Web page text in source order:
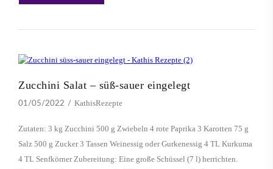
Zucchini Salat – süß-sauer eingelegt
01/05/2022 KathisRezepte
Zutaten: 3 kg Zucchini 500 g Zwiebeln 4 rote Paprika 3 Karotten 75 g
Salz 500 g Zucker 3 Tassen Weinessig oder Gurkenessig 4 TL Kurkuma
4 TL Senfkörner Zubereitung: Eine große Schüssel (7 l) herrichten.